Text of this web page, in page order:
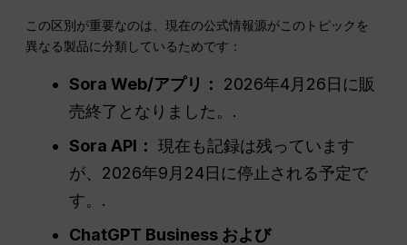
この区別が重要なのは、現在の公式情報源がこのトピックを
異なる製品に分類しているためです：
Sora Web/アプリ：
2026年4月26日に販
売終了となりました。.
Sora API： 現在も記録は残っています
が、2026年9月24日に停止される予定で
す。.
ChatGPT Business および